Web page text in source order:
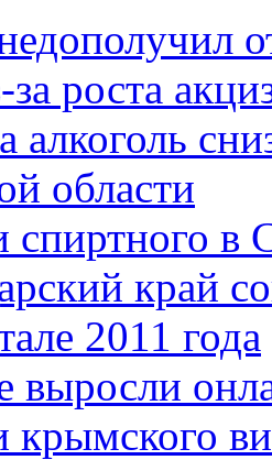
роста
алкоголь
области
спиртного в
край
2011 года
выросли